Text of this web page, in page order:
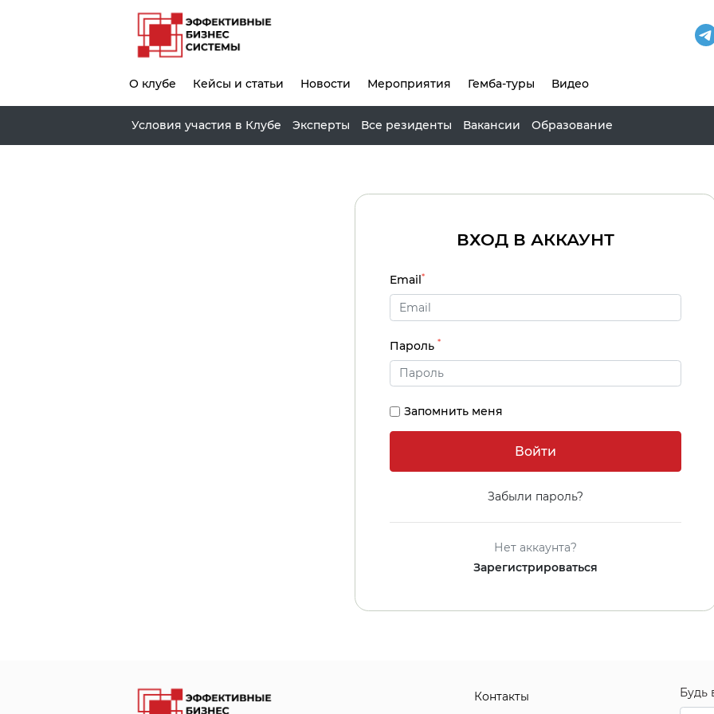
О клубе Кейсы и статьи Новости Мероприятия Гемба-туры Видео
Условия участия в Клубе Эксперты Все резиденты Вакансии Образование
ВХОД В АККАУНТ
Email*
Пароль*
Запомнить меня
Забыли пароль?
Нет аккаунта?
Зарегистрироваться
Контакты
Будь